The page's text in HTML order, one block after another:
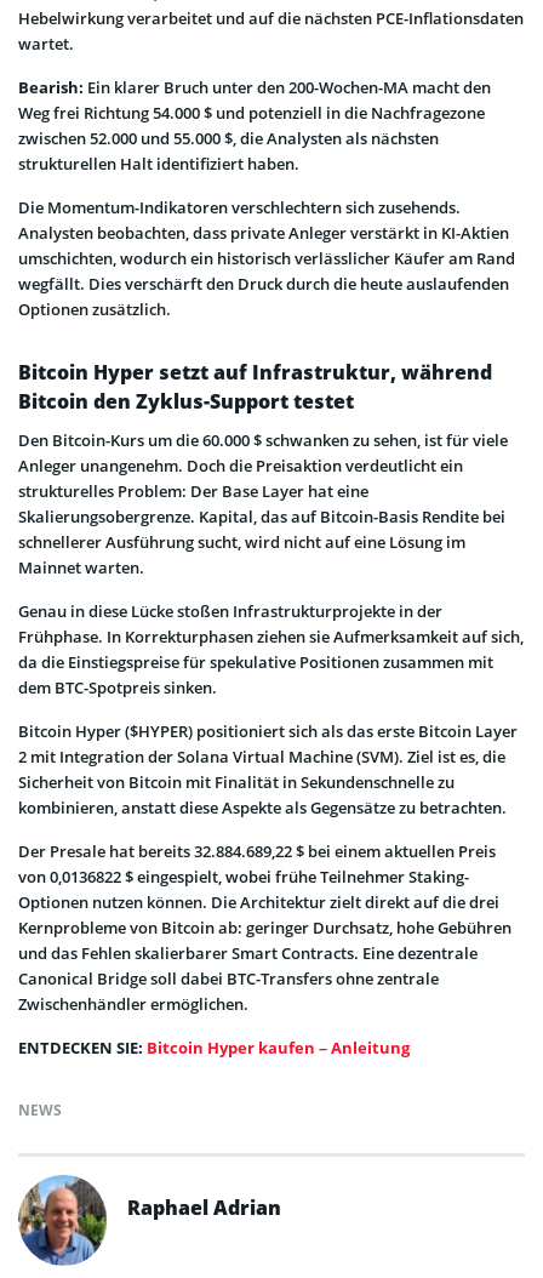
Hebelwirkung verarbeitet und auf die nächsten PCE-Inflationsdaten
wartet.
Bearish: Ein klarer Bruch unter den 200-Wochen-MA macht den
Weg frei Richtung 54.000 $ und potenziell in die Nachfragezone
zwischen 52.000 und 55.000 $, die Analysten als nächsten
strukturellen Halt identifiziert haben.
Die Momentum-Indikatoren verschlechtern sich zusehends.
Analysten beobachten, dass private Anleger verstärkt in KI-Aktien
umschichten, wodurch ein historisch verlässlicher Käufer am Rand
wegfällt. Dies verschärft den Druck durch die heute auslaufenden
Optionen zusätzlich.
Bitcoin Hyper setzt auf Infrastruktur, während
Bitcoin den Zyklus-Support testet
Den Bitcoin-Kurs um die 60.000 $ schwanken zu sehen, ist für viele
Anleger unangenehm. Doch die Preisaktion verdeutlicht ein
strukturelles Problem: Der Base Layer hat eine
Skalierungsobergrenze. Kapital, das auf Bitcoin-Basis Rendite bei
schnellerer Ausführung sucht, wird nicht auf eine Lösung im
Mainnet warten.
Genau in diese Lücke stoßen Infrastrukturprojekte in der
Frühphase. In Korrekturphasen ziehen sie Aufmerksamkeit auf sich,
da die Einstiegspreise für spekulative Positionen zusammen mit
dem BTC-Spotpreis sinken.
Bitcoin Hyper ($HYPER) positioniert sich als das erste Bitcoin Layer
2 mit Integration der Solana Virtual Machine (SVM). Ziel ist es, die
Sicherheit von Bitcoin mit Finalität in Sekundenschnelle zu
kombinieren, anstatt diese Aspekte als Gegensätze zu betrachten.
Der Presale hat bereits 32.884.689,22 $ bei einem aktuellen Preis
von 0,0136822 $ eingespielt, wobei frühe Teilnehmer Staking-
Optionen nutzen können. Die Architektur zielt direkt auf die drei
Kernprobleme von Bitcoin ab: geringer Durchsatz, hohe Gebühren
und das Fehlen skalierbarer Smart Contracts. Eine dezentrale
Canonical Bridge soll dabei BTC-Transfers ohne zentrale
Zwischenhändler ermöglichen.
ENTDECKEN SIE: Bitcoin Hyper kaufen – Anleitung
NEWS
Raphael Adrian